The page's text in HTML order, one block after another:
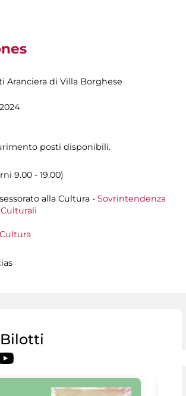
Aranciera di Villa Borghese
posti disponibili.
9.00 - 19.00)
alla Cultura - Sovrintendenza